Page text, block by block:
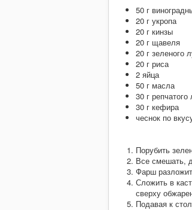
50 г
20 г укропа
20 г кинзы
20 г щавеля
20 г зеленого
20 г риса
2 яйца
50 г масла
30 г репчатого
30 г кефира
чеснок по
Порубить
Все смешать,
Фарш
Сложить в
сверху
Подавая к